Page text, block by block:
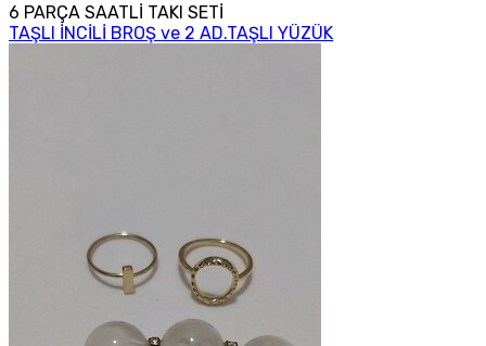
6 PARÇA SAATLİ TAKI SETİ
TAŞLI İNCİLİ BROŞ ve 2 AD.TAŞLI YÜZÜK